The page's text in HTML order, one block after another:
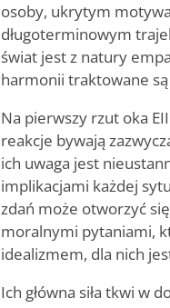
osoby, ukrytym
długoterminowym
świat jest z natury
harmonii traktowane
Na pierwszy rzut oka
reakcje bywają
ich uwaga jest
implikacjami każdej
zdań może otworzyć
moralnymi pytaniami,
idealizmem, dla nich
Ich główna siła tkwi w